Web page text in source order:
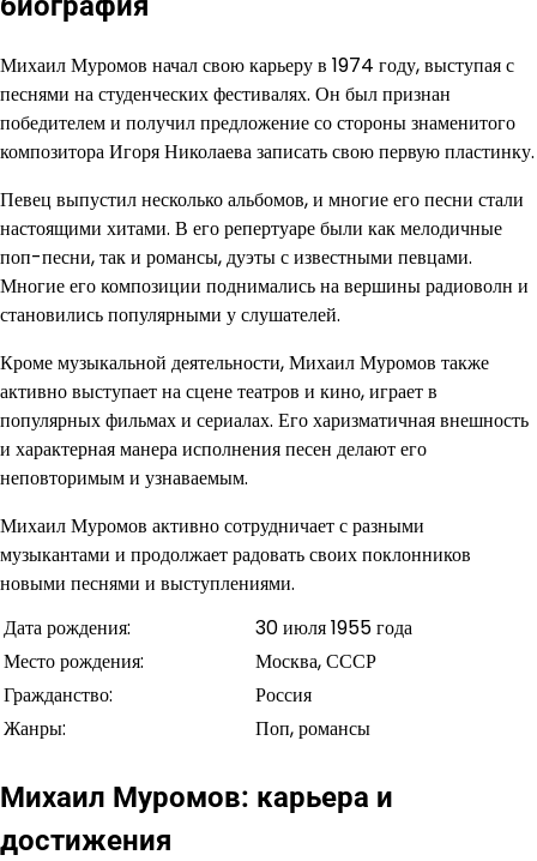
Михаил Муромов начал свою карьеру в 1974 году, выступая с
песнями на студенческих фестивалях. Он был признан
победителем и получил предложение со стороны знаменитого
композитора Игоря Николаева записать свою первую пластинку.
Певец выпустил несколько альбомов, и многие его песни стали
настоящими хитами. В его репертуаре были как мелодичные
поп-песни, так и романсы, дуэты с известными певцами.
Многие его композиции поднимались на вершины радиоволн и
становились популярными у слушателей.
Кроме музыкальной деятельности, Михаил Муромов также
активно выступает на сцене театров и кино, играет в
популярных фильмах и сериалах. Его харизматичная внешность
и характерная манера исполнения песен делают его
неповторимым и узнаваемым.
Михаил Муромов активно сотрудничает с разными
музыкантами и продолжает радовать своих поклонников
новыми песнями и выступлениями.
Дата рождения:
30 июля 1955 года
Место рождения:
Москва, СССР
Гражданство:
Россия
Жанры:
Поп, романсы
Михаил Муромов: карьера и
достижения